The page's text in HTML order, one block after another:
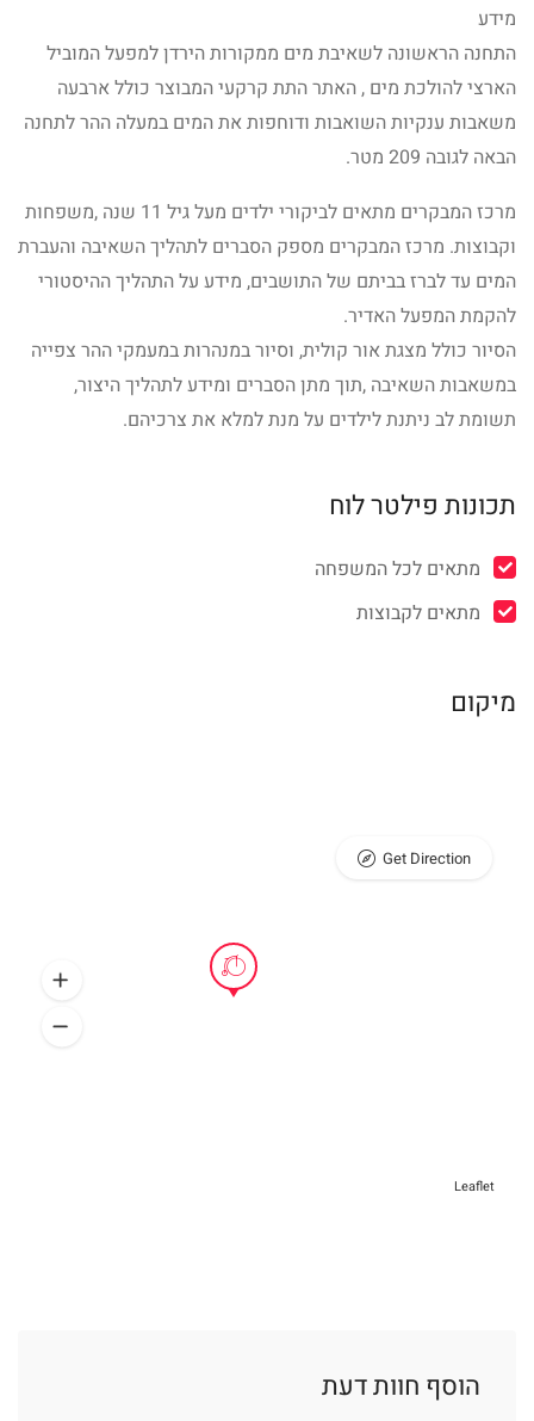
מידע
התחנה הראשונה לשאיבת מים ממקורות הירדן למפעל המוביל
הארצי להולכת מים , האתר התת קרקעי המבוצר כולל ארבעה
משאבות ענקיות השואבות ודוחפות את המים במעלה ההר לתחנה
הבאה לגובה 209 מטר.
מרכז המבקרים מתאים לביקורי ילדים מעל גיל 11 שנה ,משפחות
וקבוצות. מרכז המבקרים מספק הסברים לתהליך השאיבה והעברת
המים עד לברז בביתם של התושבים, מידע על התהליך ההיסטורי
להקמת המפעל האדיר.
הסיור כולל מצגת אור קולית, וסיור במנהרות במעמקי ההר צפייה
במשאבות השאיבה ,תוך מתן הסברים ומידע לתהליך היצור,
תשומת לב ניתנת לילדים על מנת למלא את צרכיהם.
תכונות פילטר לוח
מתאים לכל המשפחה
מתאים לקבוצות
מיקום
Leaflet
Get Direction
הוסף חוות דעת